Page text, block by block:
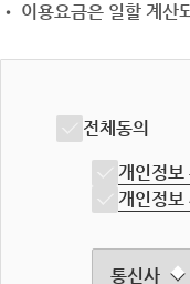
• 이용요금은 일할 계산
전체동의
개인정보
개인정보